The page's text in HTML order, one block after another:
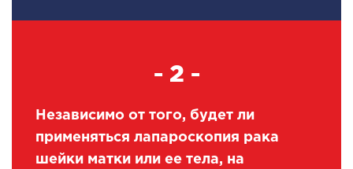
- 2 -
Независимо от того, будет ли
применяться лапароскопия рака
шейки матки или ее тела, на